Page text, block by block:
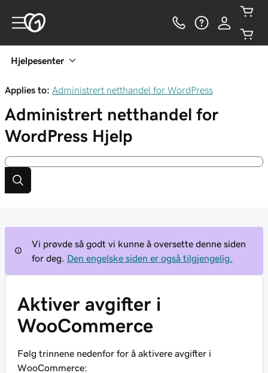
Hjelpesenter
Applies to: Administrert netthandel for WordPress
Administrert netthandel for
WordPress Hjelp
Vi prøvde så godt vi kunne å oversette denne siden
for deg.
Den engelske siden er også tilgjengelig.
Aktiver avgifter i
WooCommerce
Følg trinnene nedenfor for å aktivere avgifter i
WooCommerce: